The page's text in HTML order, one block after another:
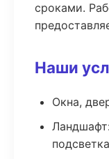
сроками.
Наши
Окна,
подсветка